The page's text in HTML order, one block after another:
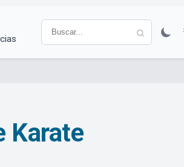
Karate